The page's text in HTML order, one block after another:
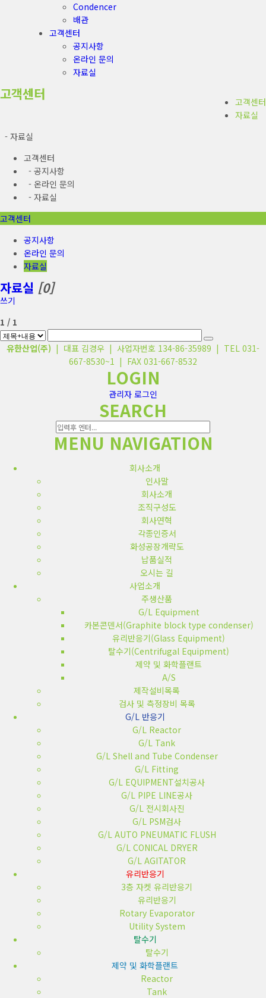
Condencer
배관
고객센터
공지사항
온라인 문의
자료실
고객센터
고객센터
자료실
- 자료실
고객센터
- 공지사항
- 온라인 문의
- 자료실
고객센터
공지사항
온라인 문의
자료실
자료실 [0]
쓰기
1 / 1
유한산업(주) | 대표 김경우 | 사업자번호 134-86-35989 | TEL 031-
667-8530~1 | FAX 031-667-8532
LOGIN
관리자 로그인
SEARCH
MENU NAVIGATION
회사소개
인사말
회사소개
조직구성도
회사연혁
각종인증서
화성공장개략도
납품실적
오시는 길
사업소개
주생산품
G/L Equipment
카본콘덴서(Graphite block type condenser)
유리반응기(Glass Equipment)
탈수기(Centrifugal Equipment)
제약 및 화학플랜트
A/S
제작설비목록
검사 및 측정장비 목록
G/L 반응기
G/L Reactor
G/L Tank
G/L Shell and Tube Condenser
G/L Fitting
G/L EQUIPMENT설치공사
G/L PIPE LINE공사
G/L 전시회사진
G/L PSM검사
G/L AUTO PNEUMATIC FLUSH
G/L CONICAL DRYER
G/L AGITATOR
유리반응기
3층 자켓 유리반응기
유리반응기
Rotary Evaporator
Utility System
탈수기
탈수기
제약 및 화학플랜트
Reactor
Tank